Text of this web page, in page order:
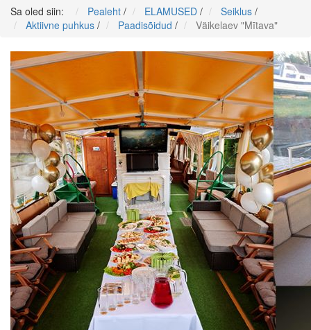
Sa oled siin:
Pealeht / ELAMUSED / Seiklus /
Aktiivne puhkus / Paadisõidud / Väikelaev "Mītava"